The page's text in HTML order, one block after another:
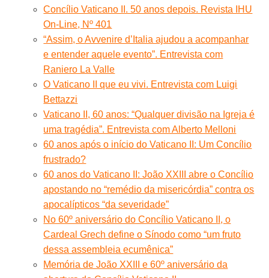
Concílio Vaticano II. 50 anos depois. Revista IHU
On-Line, Nº 401
“Assim, o Avvenire d’Italia ajudou a acompanhar
e entender aquele evento”. Entrevista com
Raniero La Valle
O Vaticano II que eu vivi. Entrevista com Luigi
Bettazzi
Vaticano II, 60 anos: “Qualquer divisão na Igreja é
uma tragédia”. Entrevista com Alberto Melloni
60 anos após o início do Vaticano II: Um Concílio
frustrado?
60 anos do Vaticano II: João XXIII abre o Concílio
apostando no “remédio da misericórdia” contra os
apocalípticos “da severidade”
No 60º aniversário do Concílio Vaticano II, o
Cardeal Grech define o Sínodo como “um fruto
dessa assembleia ecumênica”
Memória de João XXIII e 60º aniversário da